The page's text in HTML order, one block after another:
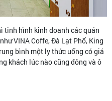
tinh hình kinh doanh các quán
VINA Coffe, Đà Lạt Phố, King
bình một ly thức uống có giá
khách lúc nào cũng đông và ô